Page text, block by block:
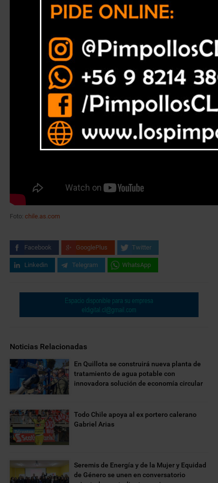
Foto: chile.as.com
Facebook GooglePlus Twitter
Linkedin Telegram WhatsApp
Noticias Relacionadas
En Quillota se construirá nueva planta de
tratamiento de agua potable con
innovadora solución de economía circular
Todo Chile apoya al ex portero calerano
Gabriel Arias
Seremis de Energía y de la Mujer y Equidad
de Género se unen en conversatorio